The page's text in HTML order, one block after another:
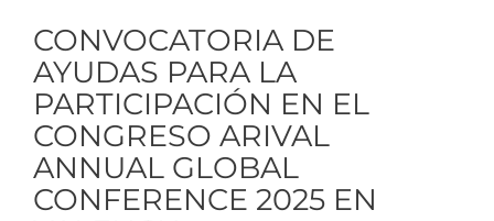
CONVOCATORIA DE
AYUDAS PARA LA
PARTICIPACIÓN EN EL
CONGRESO ARIVAL
ANNUAL GLOBAL
CONFERENCE 2025 EN